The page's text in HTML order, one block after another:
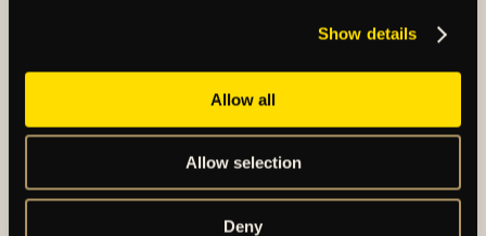
Show details
Allow all
Allow selection
Deny
BORTARESEINFO:
ÖRGRYTE IS – AIK
(HERR)